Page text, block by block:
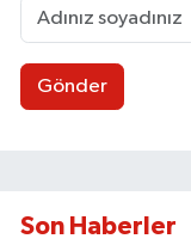
Gönder
Son Haberler